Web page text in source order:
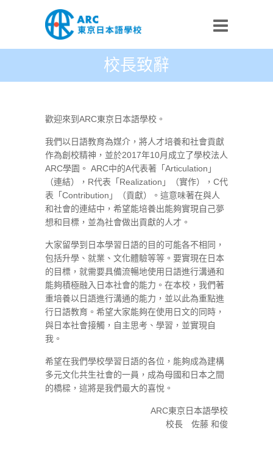
校長致辭
歡迎來到ARC東京日本語學校。
我們以日語教育為媒介，將人才培養和社會貢獻
作為創校精神，並於2017年10月成立了學校法人
ARC學園。 ARC中的A代表著「Articulation」
（連結），R代表「Realization」（實作），C代
表「Contribution」（貢獻）。這意味著在與人
和社會的連結中，希望能培養出能夠實現自己夢
想和目標，並為社會做出貢獻的人才。
大家留學到日本學習日語的目的可能各不相同，
包括升學、就業、文化體驗等等。要實現在日本
的目標，就需要具備流暢地使用日語進行溝通和
能夠積極融入日本社會的能力。在本校，我們著
重培養以日語進行溝通的能力，並以此為重點進
行日語教育。希望大家能夠在使用日文的同時，
與日本社會接觸，自主思考、學習，並實現自
我。
希望在我們學校學習日語的各位，能夠成為建構
多元文化共生社會的一員，成為母國和日本之間
的橋樑，這將是我們最大的喜悅。
ARC東京日本語學校
校長 佐藤 和俊